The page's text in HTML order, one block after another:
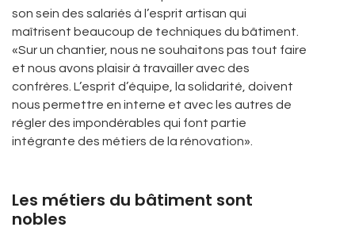
son sein des salariés à l’esprit artisan qui
maîtrisent beaucoup de techniques du bâtiment.
«Sur un chantier, nous ne souhaitons pas tout faire
et nous avons plaisir à travailler avec des
confrères. L’esprit d’équipe, la solidarité, doivent
nous permettre en interne et avec les autres de
régler des impondérables qui font partie
intégrante des métiers de la rénovation».
Les métiers du bâtiment sont
nobles